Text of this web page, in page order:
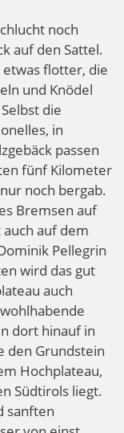
noch
auf den Sattel.
flotter, die
und Knödel
die
in
passen
fünf Kilometer
noch bergab.
Bremsen auf
auf dem
Pellegrin
wird das gut
auch
dort hinauf in
den Grundstein
Hochplateau,
Südtirols liegt.
sanften